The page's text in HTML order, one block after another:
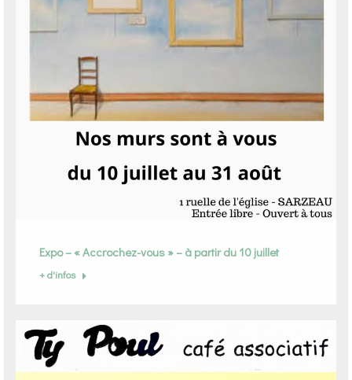
Expo – « Accrochez-vous » – à partir du 10 juillet
+ d'infos